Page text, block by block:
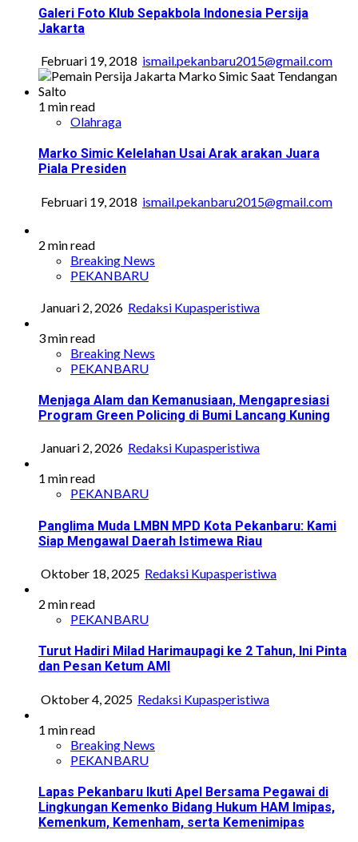
Galeri Foto Klub Sepakbola Indonesia Persija
Jakarta
Februari 19, 2018 ismail.pekanbaru2015@gmail.com
1 min read
Olahraga
Marko Simic Kelelahan Usai Arak arakan Juara
Piala Presiden
Februari 19, 2018 ismail.pekanbaru2015@gmail.com
2 min read
Breaking News
PEKANBARU
Januari 2, 2026 Redaksi Kupasperistiwa
3 min read
Breaking News
PEKANBARU
Menjaga Alam dan Kemanusiaan, Mengapresiasi
Program Green Policing di Bumi Lancang Kuning
Januari 2, 2026 Redaksi Kupasperistiwa
1 min read
PEKANBARU
Panglima Muda LMBN MPD Kota Pekanbaru: Kami
Siap Mengawal Daerah Istimewa Riau
Oktober 18, 2025 Redaksi Kupasperistiwa
2 min read
PEKANBARU
Turut Hadiri Milad Harimaupagi ke 2 Tahun, Ini Pinta
dan Pesan Ketum AMI
Oktober 4, 2025 Redaksi Kupasperistiwa
1 min read
Breaking News
PEKANBARU
Lapas Pekanbaru Ikuti Apel Bersama Pegawai di
Lingkungan Kemenko Bidang Hukum HAM Imipas,
Kemenkum, Kemenham, serta Kemenimipas